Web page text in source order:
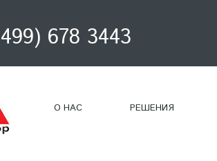
678 3443
О НАС РЕШЕНИЯ